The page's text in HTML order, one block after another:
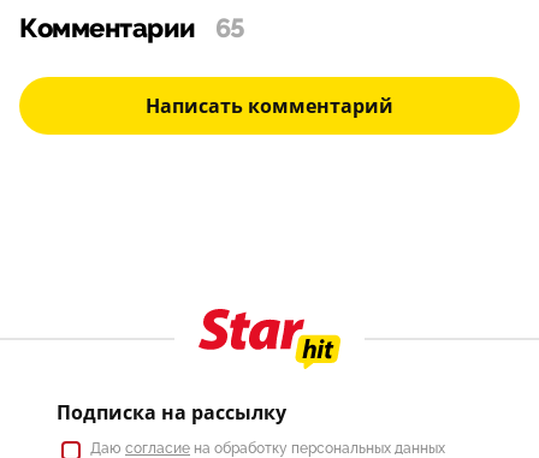
Комментарии 65
Написать комментарий
Подписка на рассылку
Даю согласие на обработку персональных данных